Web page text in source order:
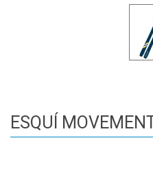
ESQUÍ